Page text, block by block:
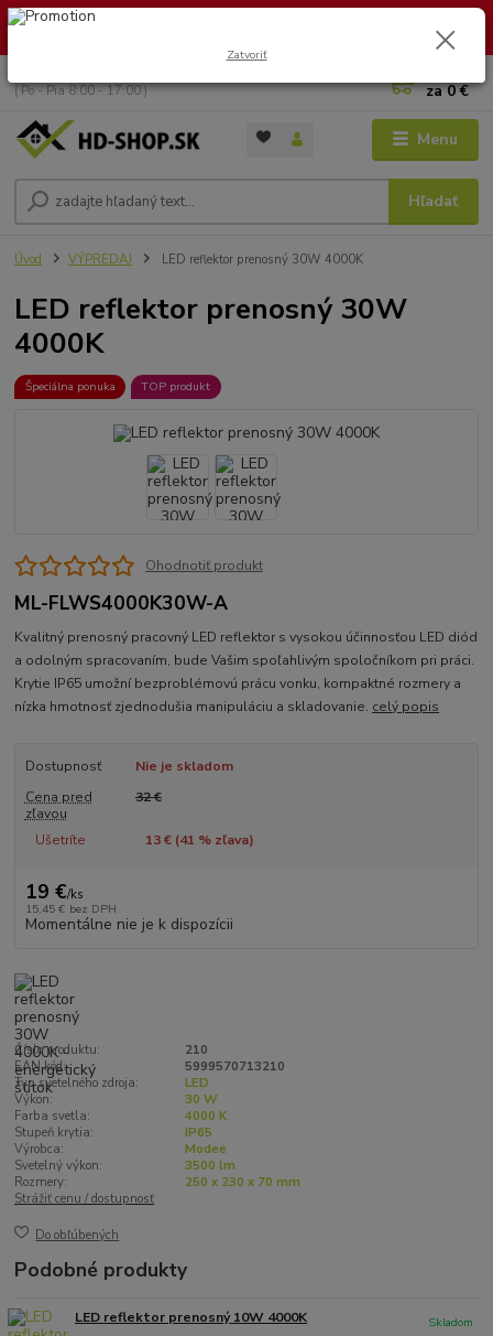
🏖️ DOVOLENKA 30.7.2026 – 9.8.2026 · Objednávky vybavíme po
Menu
Hľadať
( Po - Pia 8:00 - 17:00 )
za0 €
Úvod VÝPREDAJ LED reflektor prenosný 30W 4000K
LED reflektor prenosný 30W
4000K
Špeciálna ponuka TOP produkt
Ohodnotiť produkt
ML-FLWS4000K30W-A
Kvalitný prenosný pracovný LED reflektor s vysokou účinnosťou LED diód
a odolným spracovaním, bude Vašim spoľahlivým spoločníkom pri práci.
Krytie IP65 umožní bezproblémovú prácu vonku, kompaktné rozmery a
nízka hmotnosť zjednodušia manipuláciu a skladovanie. celý popis
Dostupnosť
Nie je skladom
Cena pred
zľavou
32 €
Ušetríte 13 € (41 % zľava)
19 €/ks
15,45 € bez DPH
Momentálne nie je k dispozícii
Číslo produktu:
210
EAN kód:
5999570713210
Typ svetelného zdroja:
LED
Výkon:
30 W
Farba svetla:
4000 K
Stupeň krytia:
IP65
Výrobca:
Modee
Svetelný výkon:
3500 lm
Rozmery:
250 x 230 x 70 mm
Strážiť cenu / dostupnosť
Do obľúbených
Podobné produkty
LED reflektor prenosný 10W 4000K Skladom
Zatvoriť